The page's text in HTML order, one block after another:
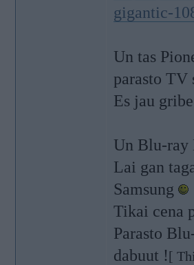
gigantic-
Un tas
parasto
Es jau
Un Blu-ray
Lai gan
Samsung
Tikai cena
Parasto
dabuut ![